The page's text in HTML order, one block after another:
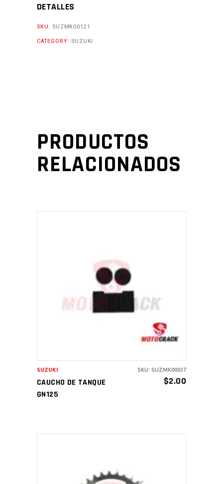
DETALLES
SKU: SUZMK00121
CATEGORY: SUZUKI
PRODUCTOS
RELACIONADOS
AÑADIR AL CARRITO
CAUCHO DE TANQUE
GN125
$2.00
SUZUKI SKU: SUZMK00037